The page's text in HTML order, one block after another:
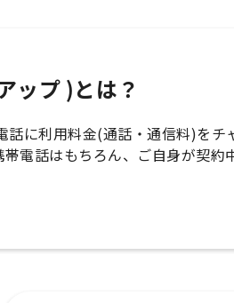
ップ )とは？
に利用料金(通話・通信料)をチ
電話はもちろん、ご自身が契約